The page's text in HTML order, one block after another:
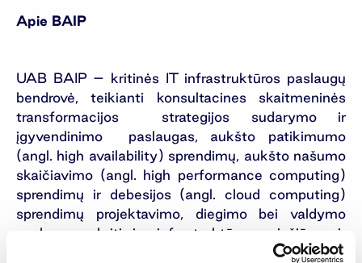
Apie BAIP
UAB BAIP – kritinės IT infrastruktūros paslaugų
bendrovė, teikianti konsultacines skaitmeninės
transformacijos strategijos sudarymo ir
įgyvendinimo paslaugas, aukšto patikimumo
(angl. high availability) sprendimų, aukšto našumo
skaičiavimo (angl. high performance computing)
sprendimų ir debesijos (angl. cloud computing)
sprendimų projektavimo, diegimo bei valdymo
paslaugas, kritinės infrastruktūros priežiūros ir